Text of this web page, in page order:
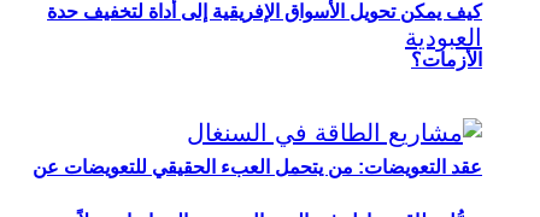
عقد التعويضات: من يتحمل العبء الحقيقي للتعويضات عن
كيف يمكن تحويل الأسواق الإفريقية إلى أداة لتخفيف حدة
الأزمات؟